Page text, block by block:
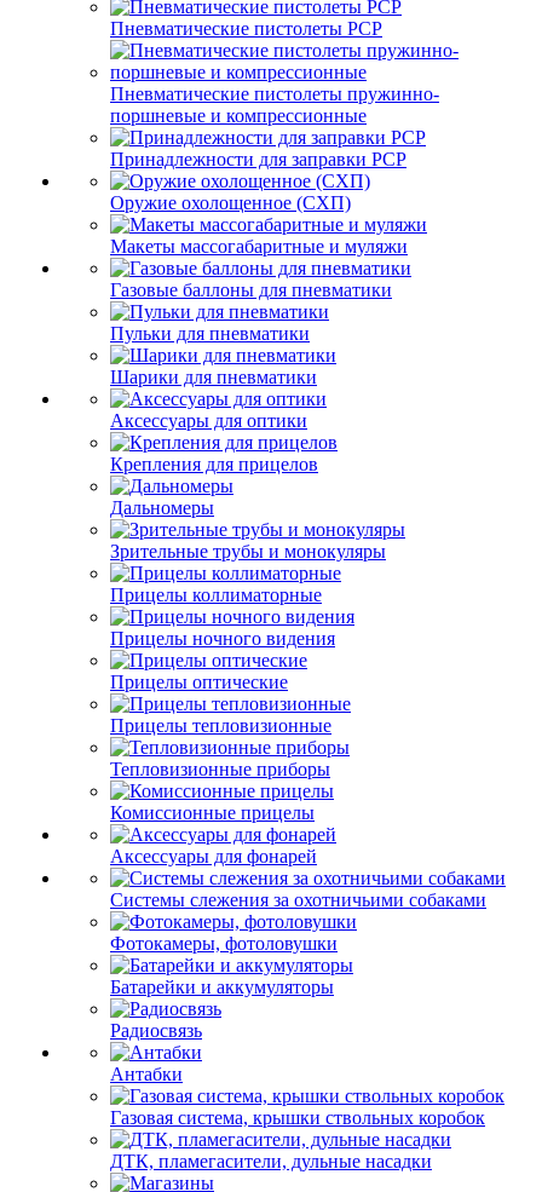
Пневматические пистолеты PCP
Пневматические пистолеты пружинно-
поршневые и компрессионные
Принадлежности для заправки PCP
Оружие охолощенное (СХП)
Макеты массогабаритные и муляжи
Газовые баллоны для пневматики
Пульки для пневматики
Шарики для пневматики
Аксессуары для оптики
Крепления для прицелов
Дальномеры
Зрительные трубы и монокуляры
Прицелы коллиматорные
Прицелы ночного видения
Прицелы оптические
Прицелы тепловизионные
Тепловизионные приборы
Комиссионные прицелы
Аксессуары для фонарей
Системы слежения за охотничьими собаками
Фотокамеры, фотоловушки
Батарейки и аккумуляторы
Радиосвязь
Антабки
Газовая система, крышки ствольных коробок
ДТК, пламегасители, дульные насадки